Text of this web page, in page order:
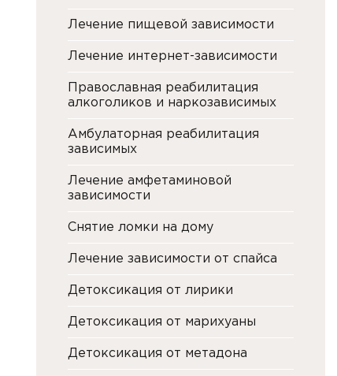
Лечение пищевой зависимости
Лечение интернет-зависимости
Православная реабилитация
алкоголиков и наркозависимых
Амбулаторная реабилитация
зависимых
Лечение амфетаминовой
зависимости
Снятие ломки на дому
Лечение зависимости от спайса
Детоксикация от лирики
Детоксикация от марихуаны
Детоксикация от метадона